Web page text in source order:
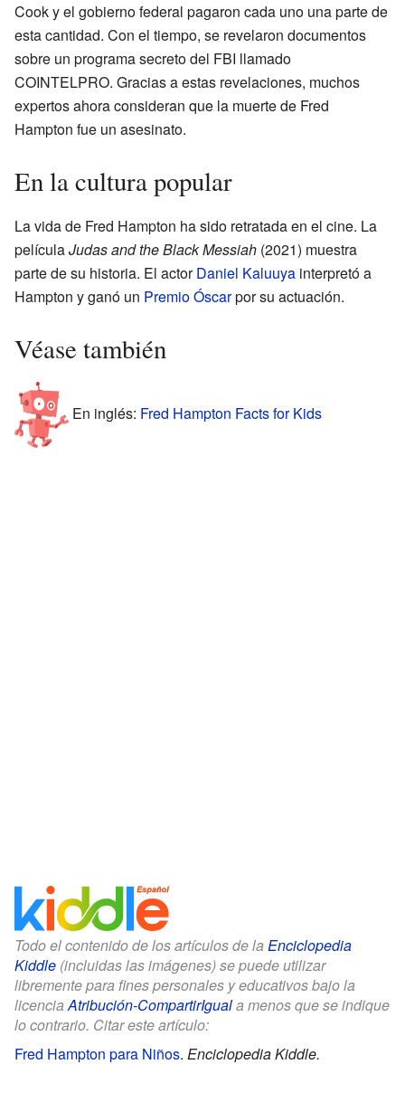
Cook y el gobierno federal pagaron cada uno una parte de
esta cantidad. Con el tiempo, se revelaron documentos
sobre un programa secreto del FBI llamado
COINTELPRO. Gracias a estas revelaciones, muchos
expertos ahora consideran que la muerte de Fred
Hampton fue un asesinato.
En la cultura popular
La vida de Fred Hampton ha sido retratada en el cine. La
películaJudas and the Black Messiah (2021) muestra
parte de su historia. El actorDaniel Kaluuya interpretó a
Hampton y ganó un Premio Óscarpor su actuación.
Véase también
En inglés: Fred Hampton Facts for Kids
Todo el contenido de los artículos de la Enciclopedia
Kiddle (incluidas las imágenes) se puede utilizar
libremente para fines personales y educativos bajo la
licenciaAtribución-CompartirIguala menos que se indique
lo contrario. Citar este artículo:
Fred Hampton para Niños. Enciclopedia Kiddle.